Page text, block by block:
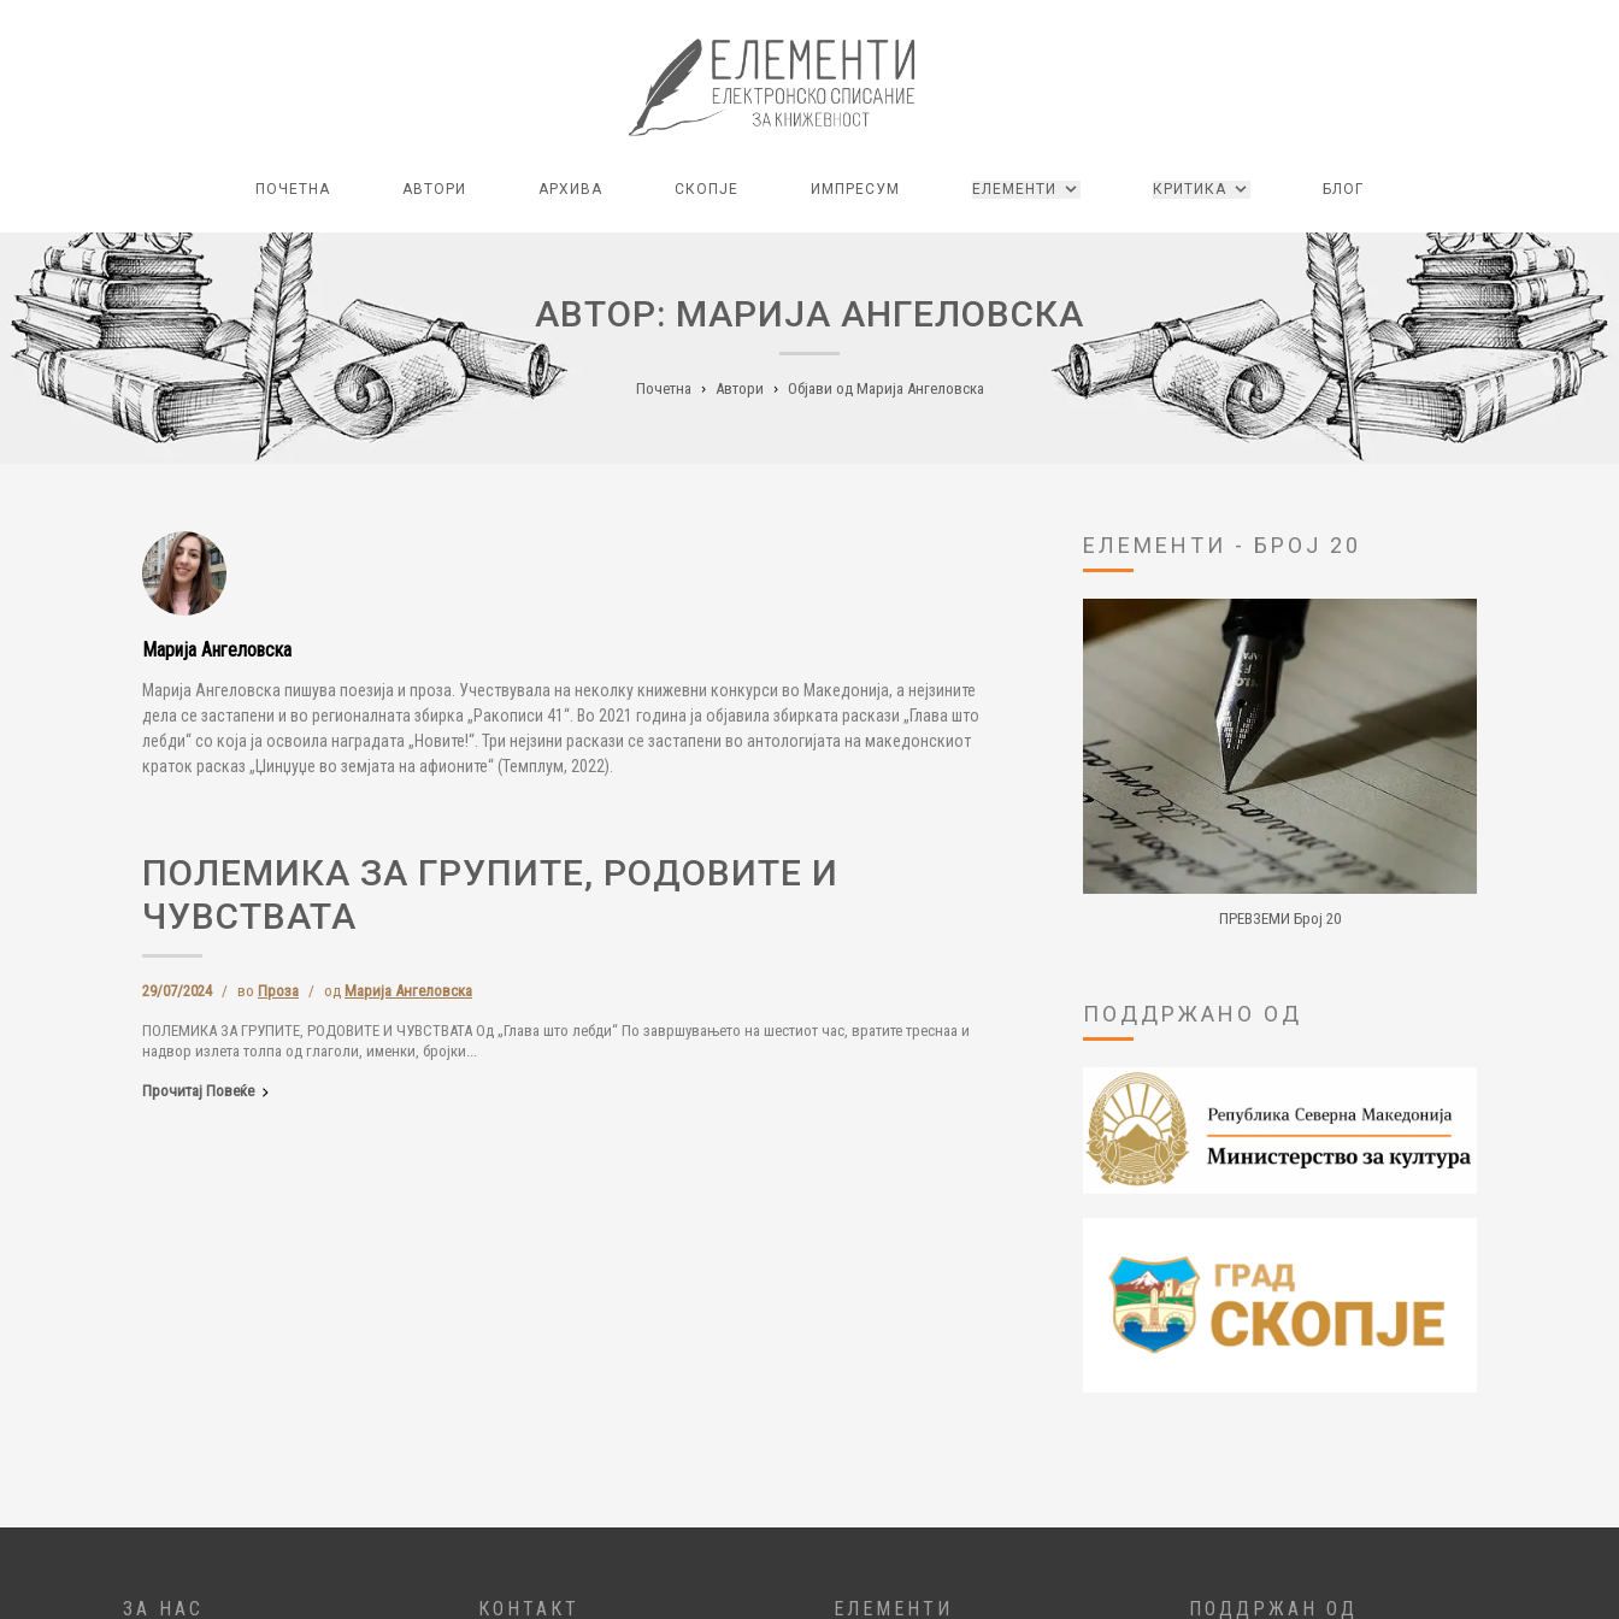
ПОЧЕТНА АВТОРИ АРХИВА СКОПЈЕ ИМПРЕСУМ ЕЛЕМЕНТИ КРИТИКА БЛОГ
АВТОР: МАРИЈА АНГЕЛОВСКА
Почетна Автори Објави од Марија Ангеловска
Марија Ангеловска
Марија Ангеловска пишува поезија и проза. Учествувала на неколку книжевни конкурси во Македонија, а нејзините
дела се застапени и во регионалната збирка „Ракописи 41“. Во 2021 година ја објавила збирката раскази „Глава што
лебди“ со која ја освоила наградата „Новите!“. Три нејзини раскази се застапени во антологијата на македонскиот
краток расказ „Џинџуџе во земјата на афионите“ (Темплум, 2022).
ПОЛЕМИКА ЗА ГРУПИТЕ, РОДОВИТЕ И
ЧУВСТВАТА
29/07/2024 / во Проза / од Марија Ангеловска
ПОЛЕМИКА ЗА ГРУПИТЕ, РОДОВИТЕ И ЧУВСТВАТА Од „Глава што лебди“ По завршувањето на шестиот час, вратите треснаа и
надвор излета толпа од глаголи, именки, бројки...
Прочитај Повеќе
ЕЛЕМЕНТИ - БРОЈ 20
ПРЕВЗЕМИ Број 20
ПОДДРЖАНО ОД
ЗА НАС КОНТАКТ ЕЛЕМЕНТИ ПОДДРЖАН ОД